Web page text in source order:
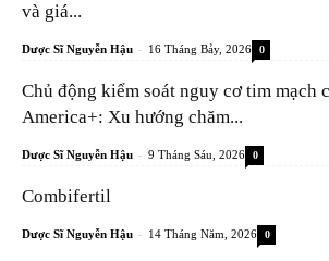
và giá...
Dược Sĩ Nguyễn Hậu - 16 Tháng Bảy, 2026 0
Chủ động kiểm soát nguy cơ tim mạch
America+: Xu hướng chăm...
Dược Sĩ Nguyễn Hậu - 9 Tháng Sáu, 2026 0
Combifertil
Dược Sĩ Nguyễn Hậu - 14 Tháng Năm, 2026 0